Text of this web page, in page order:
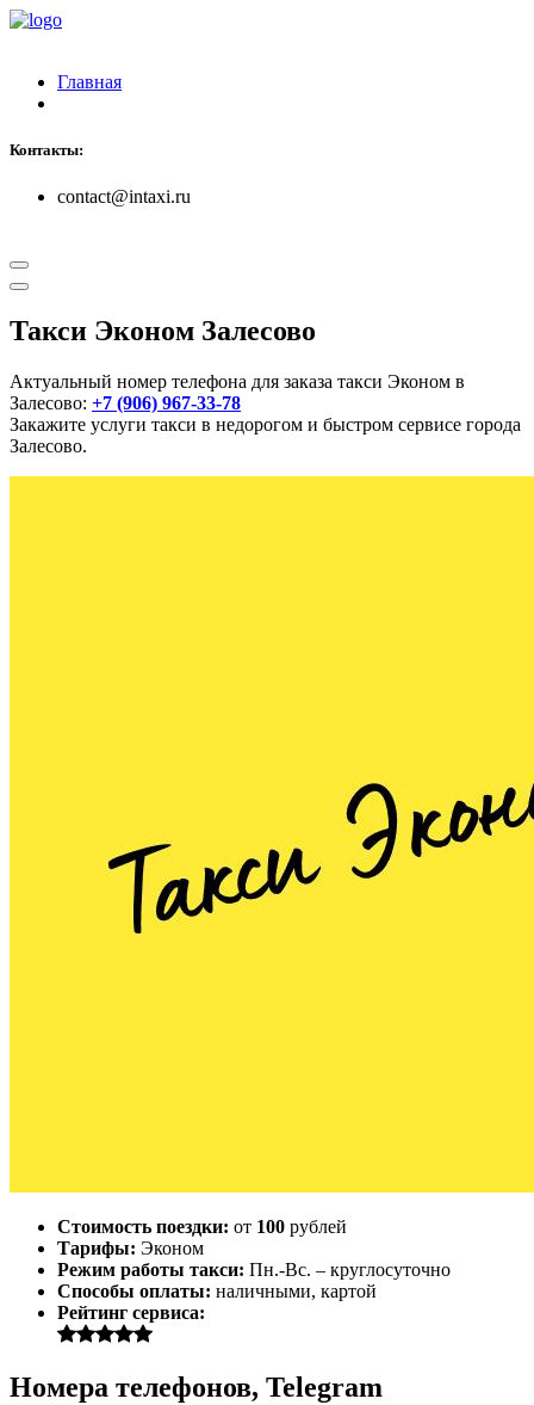
Главная
Контакты:
contact@intaxi.ru
Такси Эконом Залесово
Актуальный номер телефона для заказа такси Эконом в
Залесово: +7 (906) 967-33-78
Закажите услуги такси в недорогом и быстром сервисе города
Залесово.
Стоимость поездки: от 100 рублей
Тарифы: Эконом
Режим работы такси: Пн.-Вс. – круглосуточно
Способы оплаты: наличными, картой
Рейтинг сервиса:
Номера телефонов, Telegram